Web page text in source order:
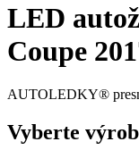
LED
Coupe
AUTOLEDKY®
Vyberte